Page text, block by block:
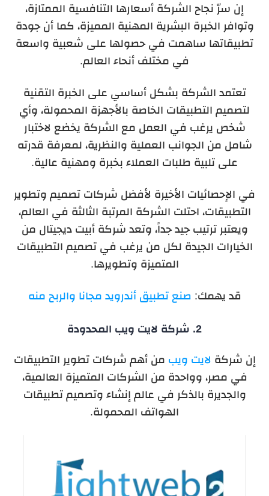
إن سرّ نجاح الشركة أسعارها التنافسية الممتازة،
وتوافر الخبرة البشرية المهنية المميزة، كما أن جودة
تطبيقاتها ساهمت في حصولها على شعبية واسعة
في مختلف أنحاء العالم.
تعتمد الشركة بشكل أساسي على الخبرة التقنية
لتصميم التطبيقات الخاصة بالأجهزة المحمولة، وأي
شخص يرغب في العمل مع الشركة يخضع لاختبار
شامل من الجوانب العملية والنظرية، لمعرفة قدرته
على تلبية طلبات العملاء بخبرة ومهنية عالية.
في الإحصائيات الأخيرة لأفضل شركات تصميم وتطوير
التطبيقات، احتلت الشركة المرتبة الثالثة في العالم،
ويعتبر ترتيب جيد جداً، وتعد شركة أبيت ديجيتال من
الخيارات الجيدة لكل من يرغب في تصميم التطبيقات
المتميزة وتطويرها.
قد يهمك: صنع تطبيق أندرويد مجانا والربح منه
2. شركة لايت ويب المحدودة
إن شركة لايت ويب من أهم شركات تطوير التطبيقات
في مصر، وواحدة من الشركات المتميزة العالمية،
والجديرة بالذكر في عالم إنشاء وتصميم تطبيقات
الهواتف المحمولة.